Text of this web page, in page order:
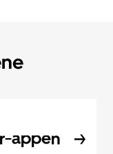
appen